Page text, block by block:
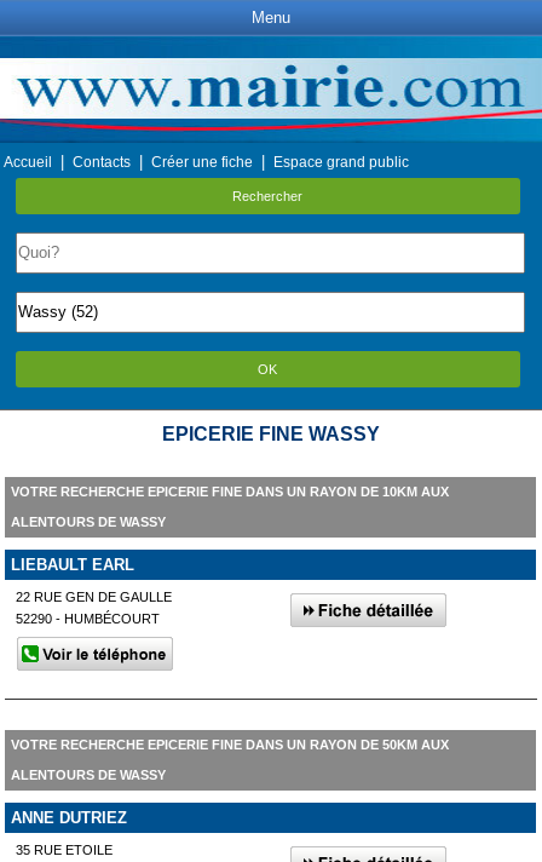
Menu
Accueil Contacts Créer une fiche Espace grand public
Rechercher
OK
EPICERIE FINE WASSY
VOTRE RECHERCHE EPICERIE FINE DANS UN RAYON DE 10KM AUX
ALENTOURS DE WASSY
LIEBAULT EARL
22 RUE GEN DE GAULLE
52290 - HUMBÉCOURT
VOTRE RECHERCHE EPICERIE FINE DANS UN RAYON DE 50KM AUX
ALENTOURS DE WASSY
ANNE DUTRIEZ
35 RUE ETOILE